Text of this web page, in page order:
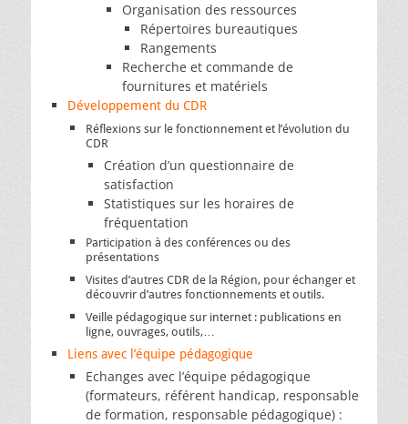
Organisation des ressources
Répertoires bureautiques
Rangements
Recherche et commande de
fournitures et matériels
Développement du CDR
Réflexions sur le fonctionnement et l’évolution du
CDR
Création d’un questionnaire de
satisfaction
Statistiques sur les horaires de
fréquentation
Participation à des conférences ou des
présentations
Visites d’autres CDR de la Région, pour échanger et
découvrir d’autres fonctionnements et outils.
Veille pédagogique sur internet : publications en
ligne, ouvrages, outils,…
Liens avec l’équipe pédagogique
Echanges avec l’équipe pédagogique
(formateurs, référent handicap, responsable
de formation, responsable pédagogique) :